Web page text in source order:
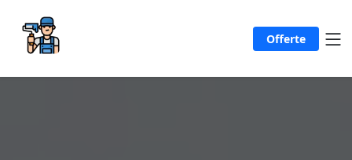
Offerte